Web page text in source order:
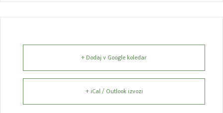
+ Dodaj v Google koledar
+ iCal / Outlook izvozi